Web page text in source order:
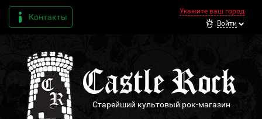
Контакты
Укажите ваш город
Войти
Старейший культовый рок-магазин